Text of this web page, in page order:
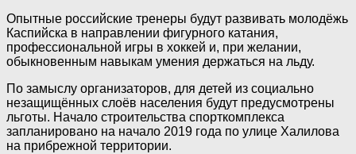
Опытные российские тренеры будут развивать молодёжь
Каспийска в направлении фигурного катания,
профессиональной игры в хоккей и, при желании,
обыкновенным навыкам умения держаться на льду.
По замыслу организаторов, для детей из социально
незащищённых слоёв населения будут предусмотрены
льготы. Начало строительства спорткомплекса
запланировано на начало 2019 года по улице Халилова
на прибрежной территории.